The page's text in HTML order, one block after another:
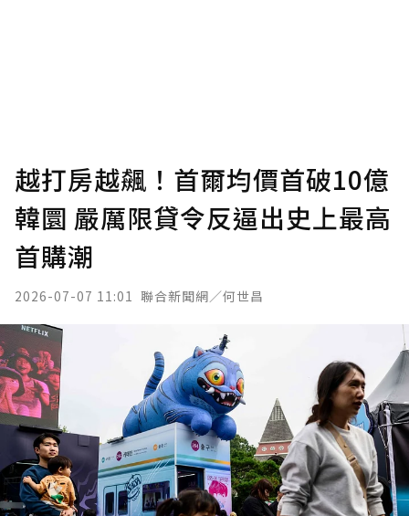
越打房越飆！首爾均價首破10億
韓圜 嚴厲限貸令反逼出史上最高
首購潮
2026-07-07 11:01 聯合新聞網／何世昌